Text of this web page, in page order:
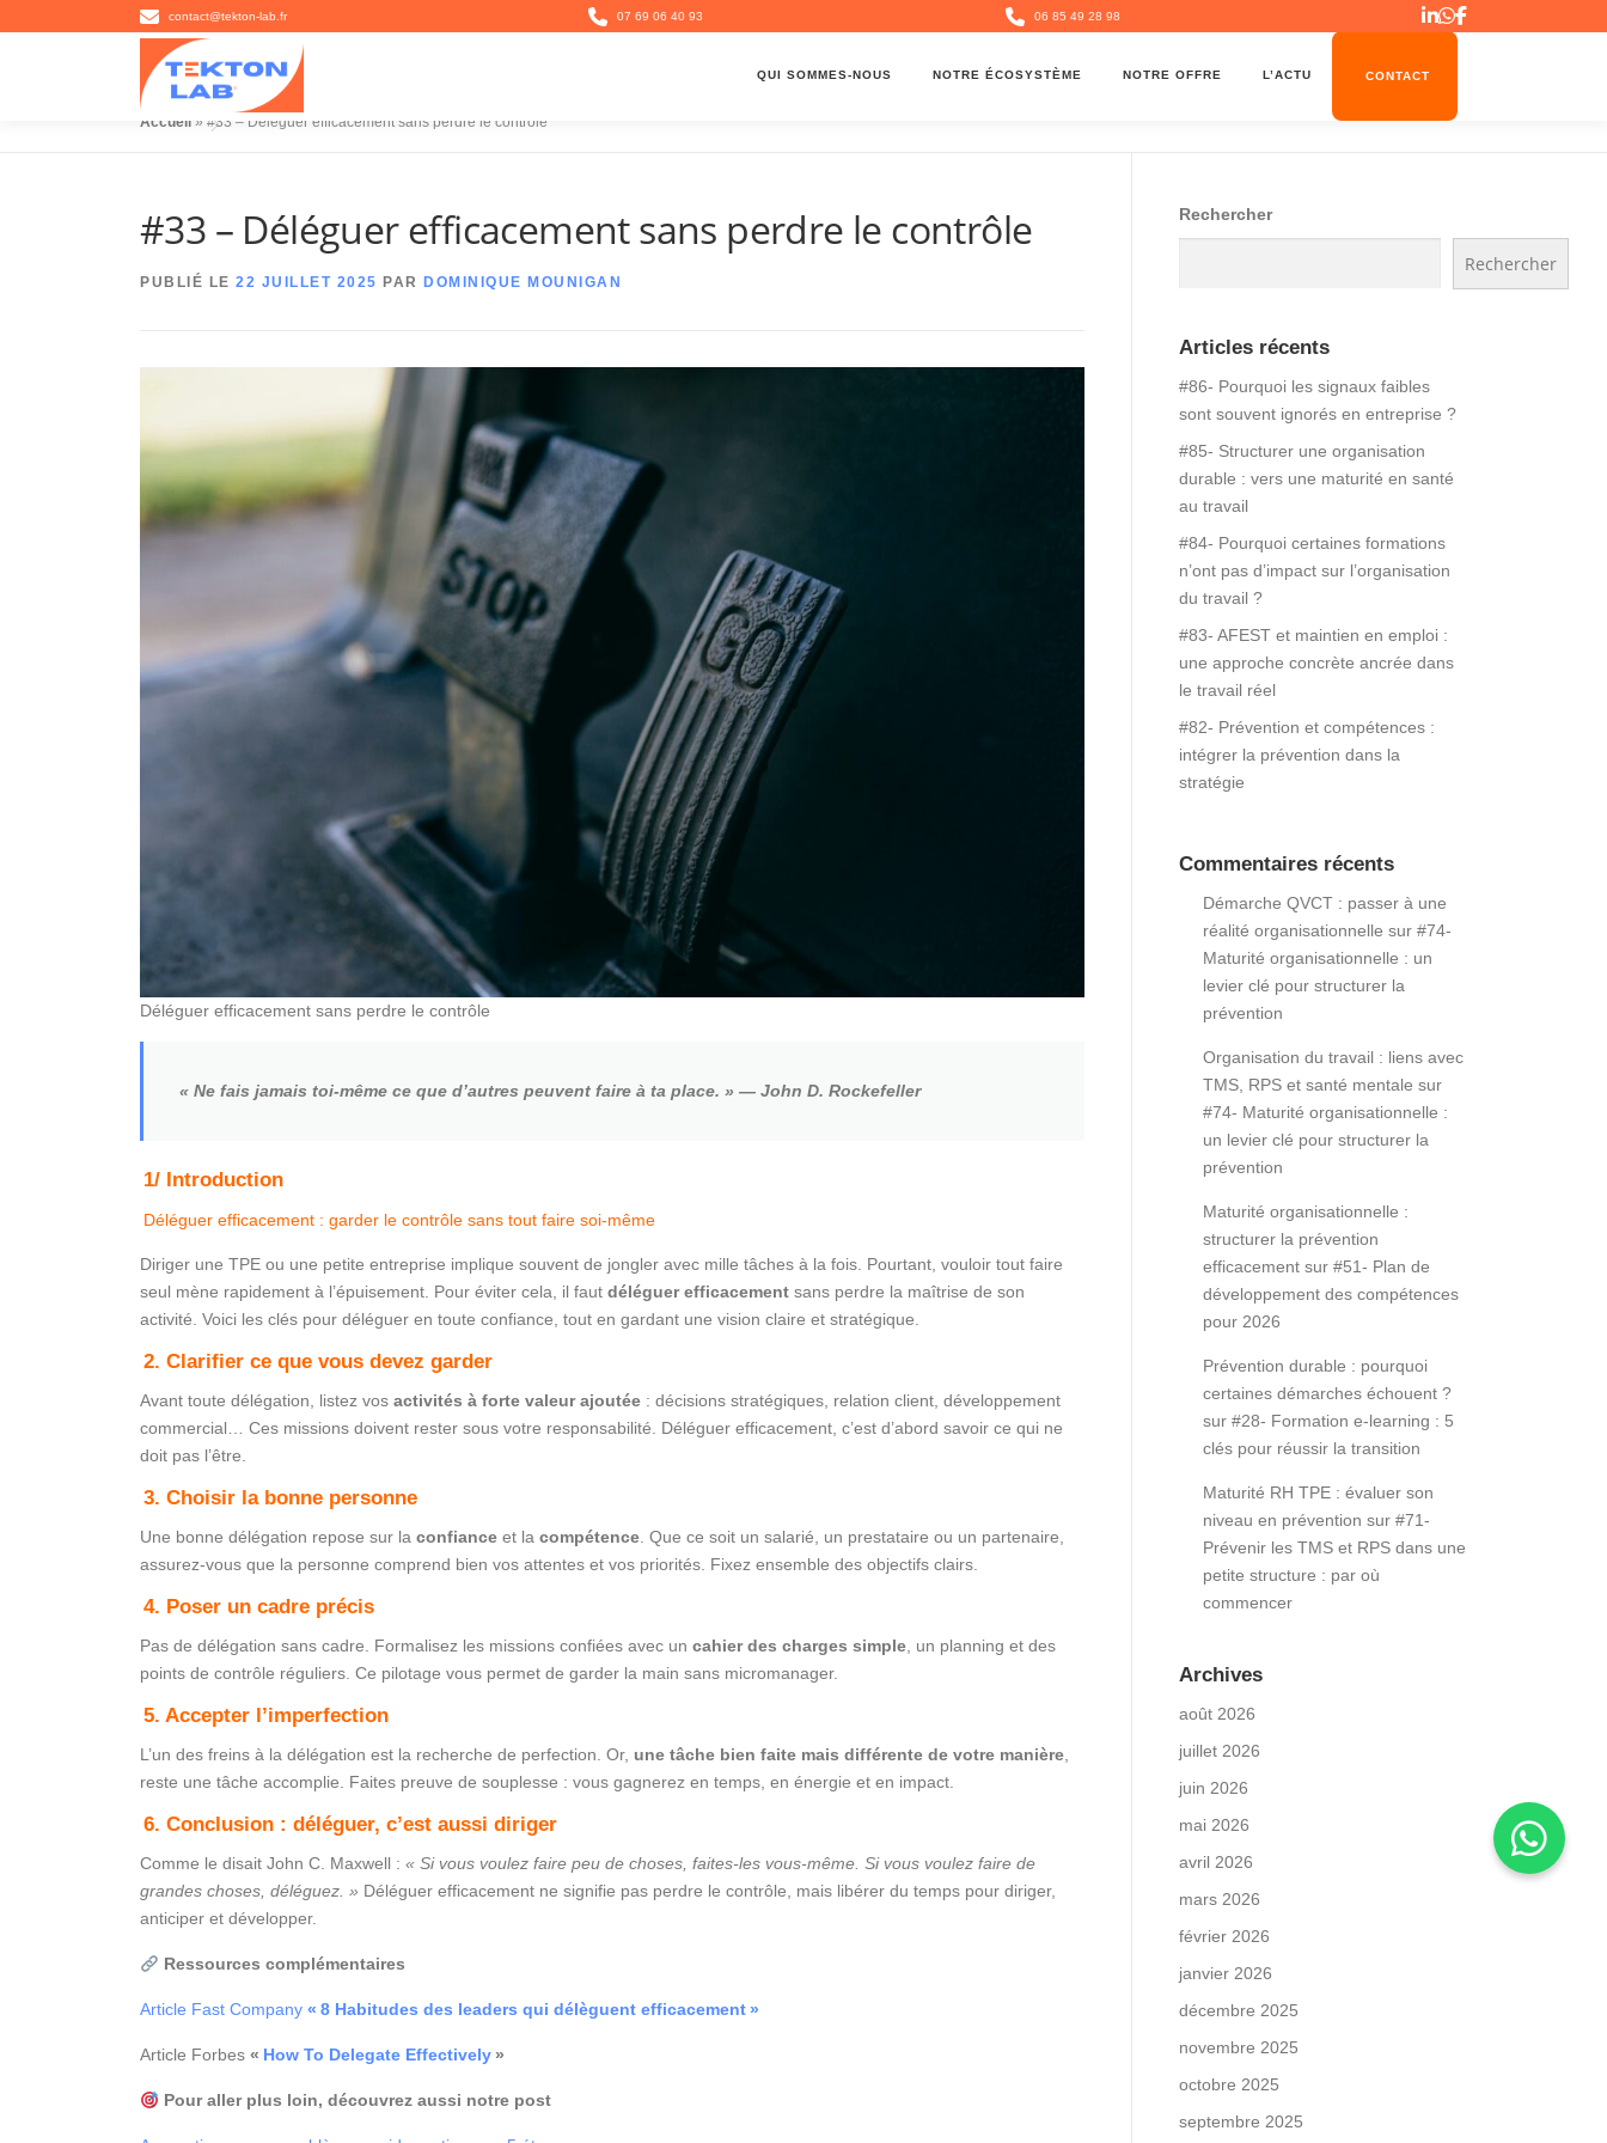
contact@tekton-lab.fr 07 69 06 40 93 06 85 49 28 98
QUI SOMMES-NOUS NOTRE ÉCOSYSTÈME NOTRE OFFRE L’ACTU CONTACT
Accueil » #33 – Déléguer efficacement sans perdre le contrôle
#33 – Déléguer efficacement sans perdre le contrôle
PUBLIÉ LE 22 JUILLET 2025 PAR DOMINIQUE MOUNIGAN
Déléguer efficacement sans perdre le contrôle
« Ne fais jamais toi-même ce que d’autres peuvent faire à ta place. » — John D. Rockefeller
1/ Introduction
Déléguer efficacement : garder le contrôle sans tout faire soi-même
Diriger une TPE ou une petite entreprise implique souvent de jongler avec mille tâches à la fois. Pourtant, vouloir tout faire
seul mène rapidement à l’épuisement. Pour éviter cela, il faut déléguer efficacement sans perdre la maîtrise de son
activité. Voici les clés pour déléguer en toute confiance, tout en gardant une vision claire et stratégique.
2. Clarifier ce que vous devez garder
Avant toute délégation, listez vos activités à forte valeur ajoutée : décisions stratégiques, relation client, développement
commercial… Ces missions doivent rester sous votre responsabilité. Déléguer efficacement, c’est d’abord savoir ce qui ne
doit pas l’être.
3. Choisir la bonne personne
Une bonne délégation repose sur la confiance et la compétence. Que ce soit un salarié, un prestataire ou un partenaire,
assurez-vous que la personne comprend bien vos attentes et vos priorités. Fixez ensemble des objectifs clairs.
4. Poser un cadre précis
Pas de délégation sans cadre. Formalisez les missions confiées avec un cahier des charges simple, un planning et des
points de contrôle réguliers. Ce pilotage vous permet de garder la main sans micromanager.
5. Accepter l’imperfection
L’un des freins à la délégation est la recherche de perfection. Or, une tâche bien faite mais différente de votre manière,
reste une tâche accomplie. Faites preuve de souplesse : vous gagnerez en temps, en énergie et en impact.
6. Conclusion : déléguer, c’est aussi diriger
Comme le disait John C. Maxwell : « Si vous voulez faire peu de choses, faites-les vous-même. Si vous voulez faire de
grandes choses, déléguez. » Déléguer efficacement ne signifie pas perdre le contrôle, mais libérer du temps pour diriger,
anticiper et développer.
Ressources complémentaires
Article Fast Company « 8 Habitudes des leaders qui délèguent efficacement »
Article Forbes « How To Delegate Effectively »
Pour aller plus loin, découvrez aussi notre post
Rechercher
Rechercher
Articles récents
#86- Pourquoi les signaux faibles
sont souvent ignorés en entreprise ?
#85- Structurer une organisation
durable : vers une maturité en santé
au travail
#84- Pourquoi certaines formations
n’ont pas d’impact sur l’organisation
du travail ?
#83- AFEST et maintien en emploi :
une approche concrète ancrée dans
le travail réel
#82- Prévention et compétences :
intégrer la prévention dans la
stratégie
Commentaires récents
Démarche QVCT : passer à une
réalité organisationnelle sur #74-
Maturité organisationnelle : un
levier clé pour structurer la
prévention
Organisation du travail : liens avec
TMS, RPS et santé mentale sur
#74- Maturité organisationnelle :
un levier clé pour structurer la
prévention
Maturité organisationnelle :
structurer la prévention
efficacement sur #51- Plan de
développement des compétences
pour 2026
Prévention durable : pourquoi
certaines démarches échouent ?
sur #28- Formation e-learning : 5
clés pour réussir la transition
Maturité RH TPE : évaluer son
niveau en prévention sur #71-
Prévenir les TMS et RPS dans une
petite structure : par où
commencer
Archives
août 2026
juillet 2026
juin 2026
mai 2026
avril 2026
mars 2026
février 2026
janvier 2026
décembre 2025
novembre 2025
octobre 2025
septembre 2025